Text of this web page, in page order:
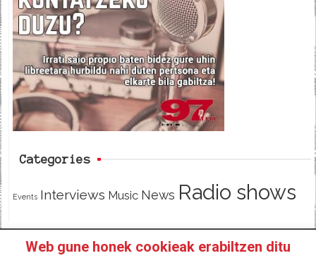
e
b
o
o
t
t
e
d
Categories
Events Interviews Music News Radio shows
HOME HAZTE SOCI@ DE 97FM IRRATIA
Web gune honek cookieak erabiltzen ditu